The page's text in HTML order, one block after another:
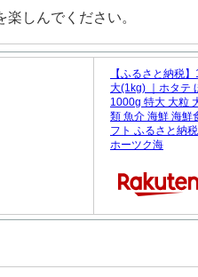
しんでください。
【ふるさと納税
大(1kg) ｜ホタテ
1000g 特大 大粒
類 魚介 海鮮 海鮮
フト ふるさと納
ホーツク海